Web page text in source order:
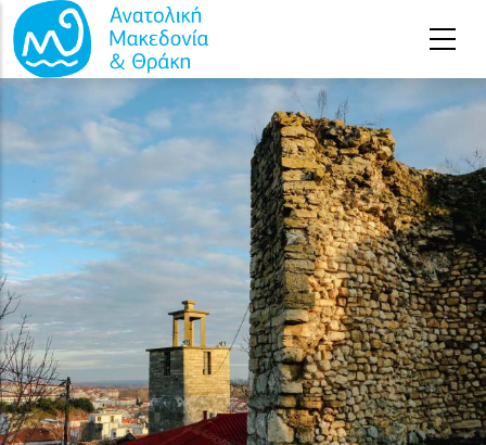
Παράκαμψη προς το κυρίως περιεχόμενο